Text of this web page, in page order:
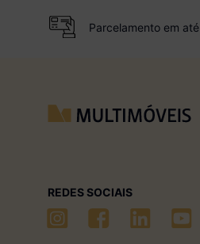
Parcelamento em até
REDES SOCIAIS